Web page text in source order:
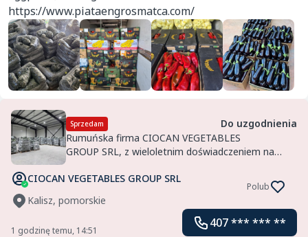
https://www.piataengrosmatca.com/
Sprzedam
Do uzgodnienia
Rumuńska firma CIOCAN VEGETABLES
GROUP SRL, z wieloletnim doświadczeniem na
przetwórstwa i innych zastosowań.
CIOCAN VEGETABLES GROUP SRL
Kalisz, pomorskie
Polub
1 godzinę temu, 14:51
407 *** *** **